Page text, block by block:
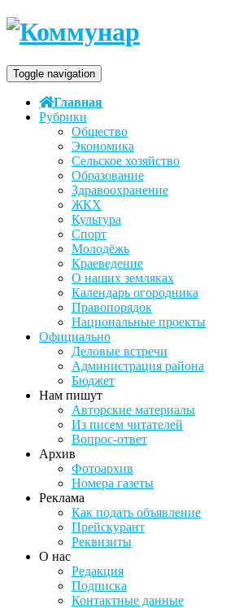
Toggle navigation
Главная
Рубрики
Общество
Экономика
Сельское хозяйство
Образование
Здравоохранение
ЖКХ
Культура
Спорт
Молодёжь
Краеведение
О наших земляках
Календарь огородника
Правопорядок
Национальные проекты
Официально
Деловые встречи
Администрация района
Бюджет
Нам пишут
Авторские материалы
Из писем читателей
Вопрос-ответ
Архив
Фотоархив
Номера газеты
Реклама
Как подать объявление
Прейскурант
Реквизиты
О нас
Редакция
Подписка
Контактные данные